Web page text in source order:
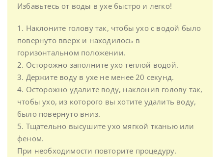
Избавьтесь от воды в ухе быстро и легко!
1. Наклоните голову так, чтобы ухо с водой было
повернуто вверх и находилось в
горизонтальном положении.
2. Осторожно заполните ухо теплой водой.
3. Держите воду в ухе не менее 20 секунд.
4. Осторожно удалите воду, наклонив голову так,
чтобы ухо, из которого вы хотите удалить воду,
было повернуто вниз.
5. Тщательно высушите ухо мягкой тканью или
феном.
При необходимости повторите процедуру.